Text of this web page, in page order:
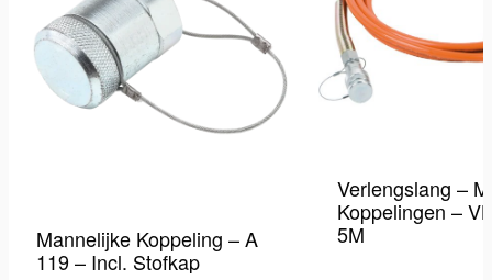
Mannelijke Koppeling – A
119 – Incl. Stofkap
Verlengslang –
Koppelingen –
5M